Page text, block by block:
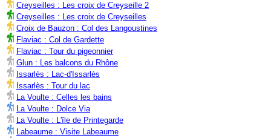
Creyseilles : Les croix de Creyseille 2
Creyseilles : Les croix de Creyseilles
Croix de Bauzon : Col des Langoustines
Flaviac : Col de Gardette
Flaviac : Tour du pigeonnier
Glun : Les balcons du Rhône
Issarlès : Lac-d'Issarlès
Issarlès : Tour du lac
La Voulte : Celles les bains
La Voulte : Dolce Via
La Voulte : L'île de Printegarde
Labeaume : Visite Labeaume